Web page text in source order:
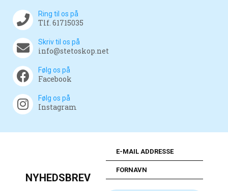
Ring til os på
Tlf. 61715035
Skriv til os på
info@stetoskop.net
Følg os på
Facebook
Følg os på
Instagram
NYHEDSBREV